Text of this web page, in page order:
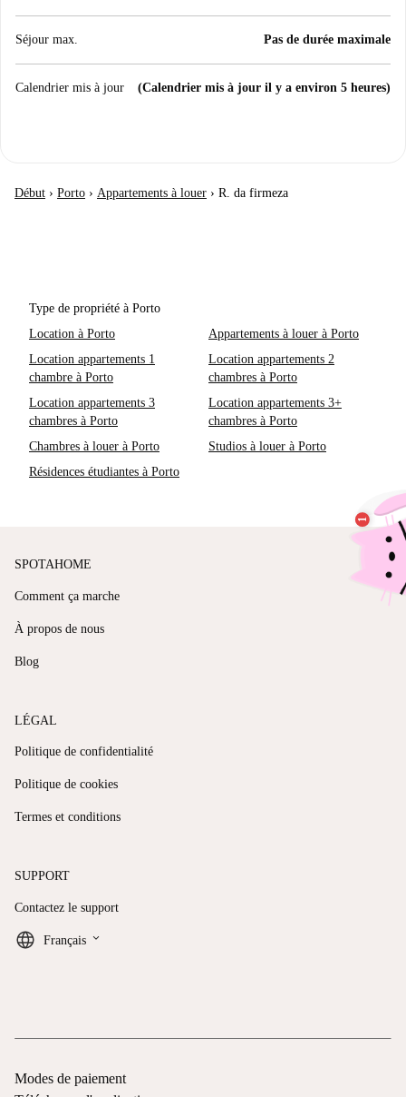
Séjour max. Pas de durée maximale
Calendrier mis à jour (Calendrier mis à jour il y a environ 5 heures)
Début › Porto › Appartements à louer › R. da firmeza
Type de propriété à Porto
Location à Porto
Appartements à louer à Porto
Location appartements 1
chambre à Porto
Location appartements 2
chambres à Porto
Location appartements 3
chambres à Porto
Location appartements 3+
chambres à Porto
Chambres à louer à Porto
Studios à louer à Porto
Résidences étudiantes à Porto
SPOTAHOME
Comment ça marche
À propos de nous
Blog
LÉGAL
Politique de confidentialité
Politique de cookies
Termes et conditions
SUPPORT
Contactez le support
Français keyboard_arrow_down
Modes de paiement